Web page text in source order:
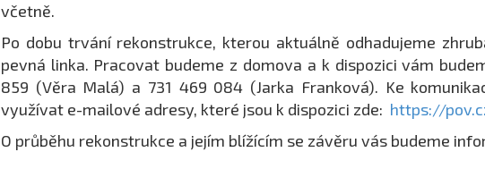
včetně.
Po dobu trvání rekonstrukce, kterou aktuálně odhadujeme
pevná linka. Pracovat budeme z domova a k dispozici vám
859 (Věra Malá) a 731 469 084 (Jarka Franková). Ke
využívat e-mailové adresy, které jsou k dispozici zde: https://
O průběhu rekonstrukce a jejím blížícím se závěru vás budeme